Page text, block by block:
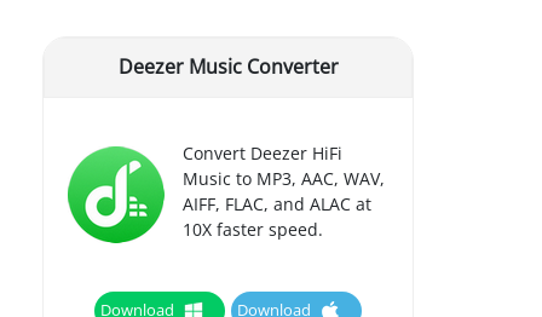
Deezer Music Converter
Convert Deezer HiFi
Music to MP3, AAC, WAV,
AIFF, FLAC, and ALAC at
10X faster speed.
Download Download